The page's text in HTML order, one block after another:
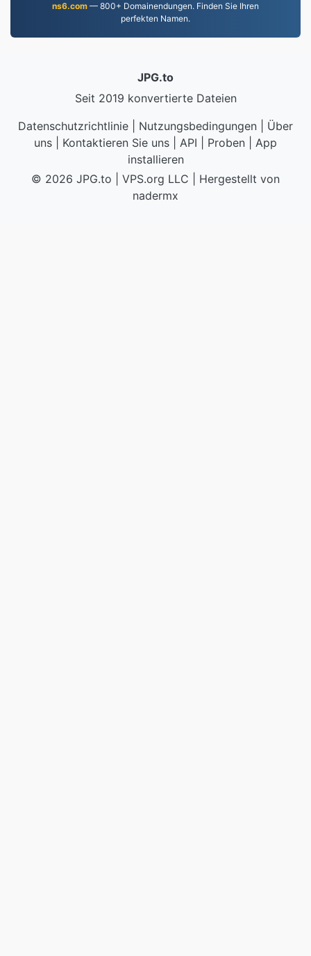
ns6.com — 800+ Domainendungen. Finden Sie Ihren
perfekten Namen.
JPG.to
Seit 2019 konvertierte Dateien
Datenschutzrichtlinie
Nutzungsbedingungen
Über
uns
Kontaktieren Sie uns API Proben
App
installieren
© 2026 JPG.to
VPS.org LLC | Hergestellt von
nadermx